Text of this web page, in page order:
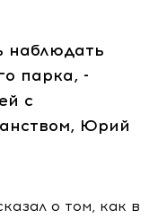
наблюдать
парка, -
с
Юрий
о том, как в